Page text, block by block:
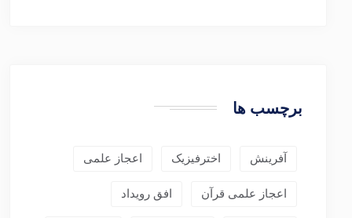
برچسب ها
آفرینش اخترفیزیک اعجاز علمی
اعجاز علمی قرآن افق رویداد